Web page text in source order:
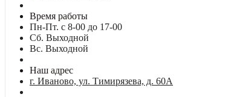
Время работы
Пн-Пт. с 8-00 до 17-00
Сб. Выходной
Вс. Выходной
Наш адрес
г. Иваново, ул. Тимирязева, д. 60А